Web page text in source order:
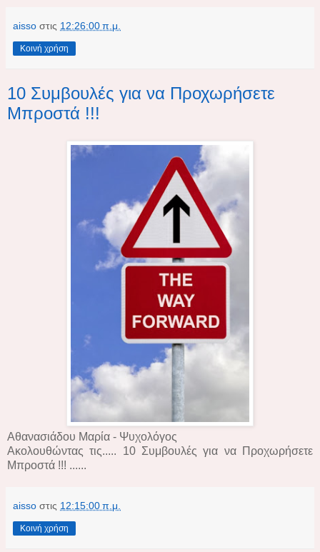
aisso στις 12:26:00 π.μ.
Κοινή χρήση
10 Συμβουλές για να Προχωρήσετε
Μπροστά !!!
Αθανασιάδου Μαρία - Ψυχολόγος
Ακολουθώντας τις..... 10 Συμβουλές για να Προχωρήσετε
Μπροστά !!! ......
aisso στις 12:15:00 π.μ.
Κοινή χρήση